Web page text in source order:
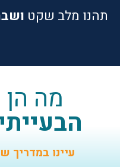
תהנו מלב שקט
מה
עיינו במדריך